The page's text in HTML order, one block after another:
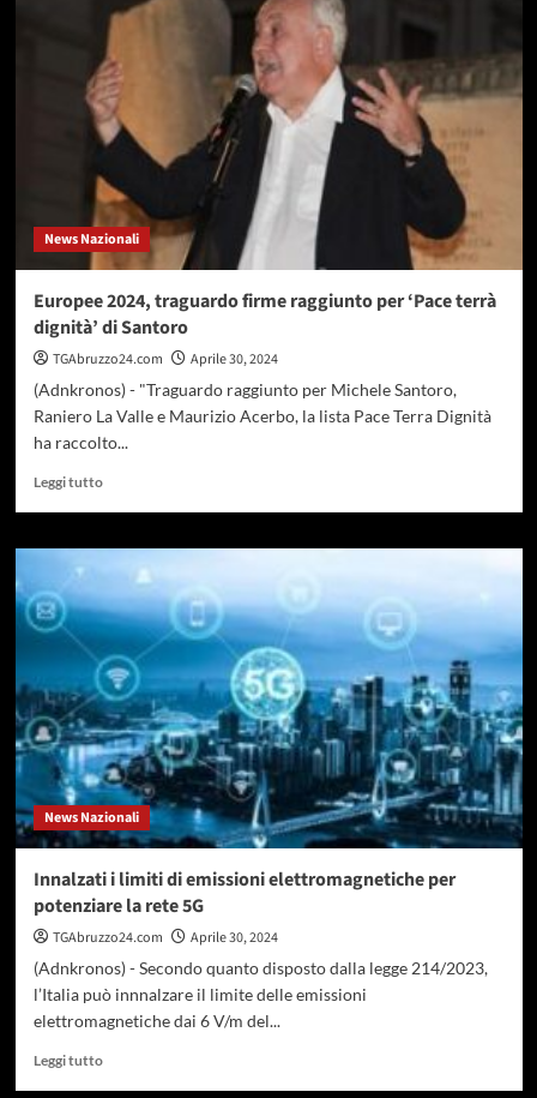
Ferragni,
Codacons
ancora
all’attacco
sul
pandoro
Balocco:
“Chiederemo
conferma
sanzione”
News Nazionali
Europee 2024, traguardo firme raggiunto per ‘Pace terrà
dignità’ di Santoro
TGAbruzzo24.com
Aprile 30, 2024
(Adnkronos) - "Traguardo raggiunto per Michele Santoro,
Raniero La Valle e Maurizio Acerbo, la lista Pace Terra Dignità
ha raccolto...
Leggi tuttoLeggi
su
Europee
traguardo
firme
raggiunto
per
‘Pace
terrà
dignità’
di
Santoro
News Nazionali
Innalzati i limiti di emissioni elettromagnetiche per
potenziare la rete 5G
TGAbruzzo24.com
Aprile 30, 2024
(Adnkronos) - Secondo quanto disposto dalla legge 214/2023,
l’Italia può innnalzare il limite delle emissioni
elettromagnetiche dai 6 V/m del...
Leggi tuttoLeggi